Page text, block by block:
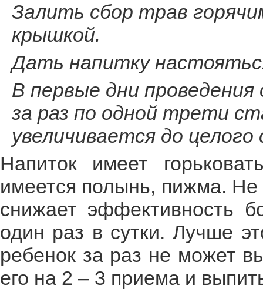
Залить сбор трав
крышкой.
Дать напитку
В первые дни
за раз по одной трети
увеличивается до
Напиток имеет
имеется полынь, пижма. Не
снижает эффективность
один раз в сутки. Лучше
ребенок за раз не может
его на 2 – 3 приема и